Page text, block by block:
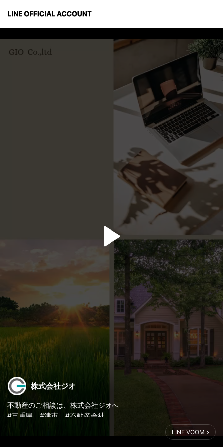
株式会社ジオ
不動産のご相談は、株式会社ジオへ
#三重県 #津市 #不動産会社
#不動産相談
LINE VOOM